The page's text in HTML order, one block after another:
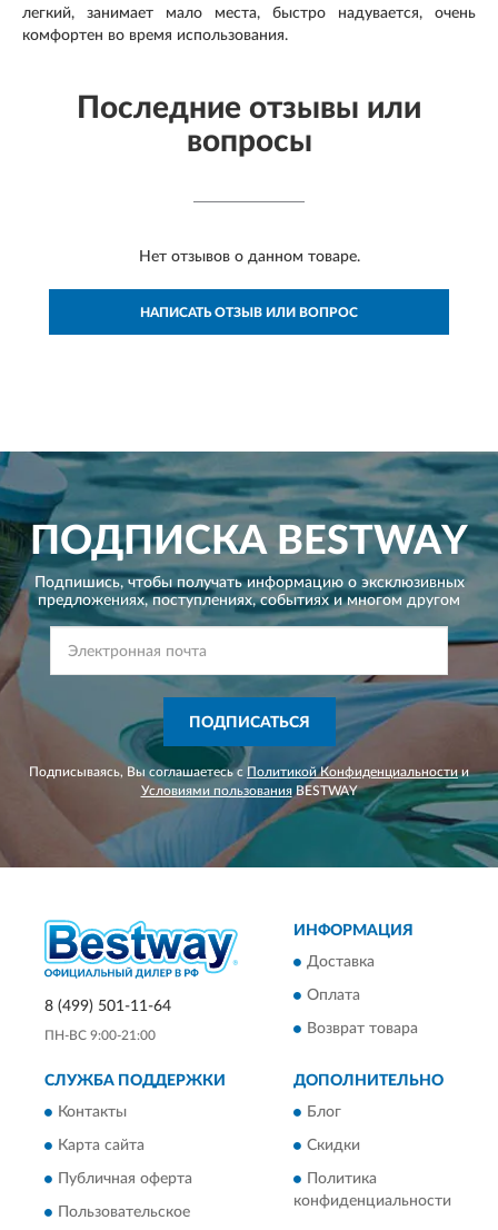
легкий, занимает мало места, быстро надувается, очень
комфортен во время использования.
Последние отзывы или
вопросы
Нет отзывов о данном товаре.
НАПИСАТЬ ОТЗЫВ ИЛИ ВОПРОС
ПОДПИСКАBESTWAY
Подпишись, чтобы получать информацию о эксклюзивных
предложениях,поступлениях, событиях и многом другом
ПОДПИСАТЬСЯ
Подписываясь, Вы соглашаетесь с Политикой Конфиденциальности и
Условиями пользованияBESTWAY
8 (499) 501-11-64
ПН-ВС 9:00-21:00
ИНФОРМАЦИЯ
Доставка
Оплата
Возврат товара
СЛУЖБА ПОДДЕРЖКИ
Контакты
Карта сайта
Публичная оферта
Пользовательское
ДОПОЛНИТЕЛЬНО
Блог
Скидки
Политика
конфиденциальности